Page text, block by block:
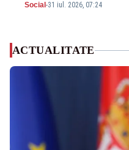
Social -31 iul. 2026, 07:24
ACTUALITATE